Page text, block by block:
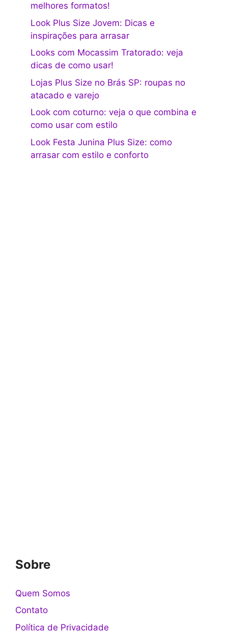
melhores formatos!
Look Plus Size Jovem: Dicas e
inspirações para arrasar
Looks com Mocassim Tratorado: veja
dicas de como usar!
Lojas Plus Size no Brás SP: roupas no
atacado e varejo
Look com coturno: veja o que combina e
como usar com estilo
Look Festa Junina Plus Size: como
arrasar com estilo e conforto
Sobre
Quem Somos
Contato
Política de Privacidade